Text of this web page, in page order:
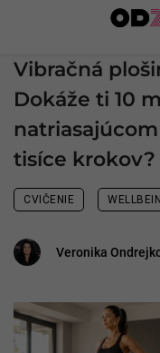
Vibračná
Dokáže ti 10
tisíce krokov?
CVIČENIE
Veronika